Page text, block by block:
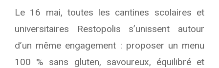
Le 16 mai, toutes les cantines scolaires et
universitaires Restopolis s’unissent autour
d’un même engagement : proposer un menu
100 % sans gluten, savoureux, équilibré et